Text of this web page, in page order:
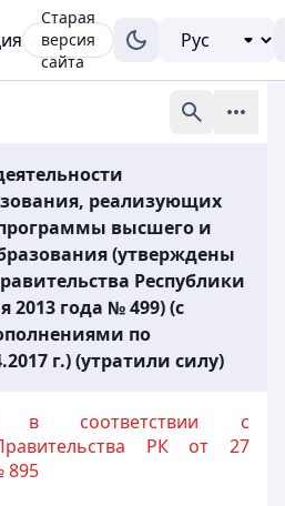
Старая
версия
сайта
реализующих
высшего и
(утверждены
Республики
2013 года № 499) (с
по
г.) (утратили силу)
в соответствии с
РК от 27
895